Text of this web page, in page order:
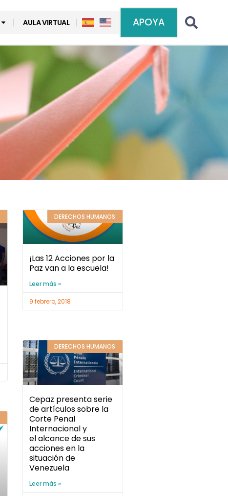
AULA VIRTUAL APOYA
DERECHOS HUMANOS
¡Las 12 Acciones por la
Paz van a la escuela!
Leer más »
9 febrero, 2018
DERECHOS HUMANOS
Cepaz presenta serie
de artículos sobre la
Corte Penal
Internacional y
el alcance de sus
acciones en la
situación de
Venezuela
Leer más »